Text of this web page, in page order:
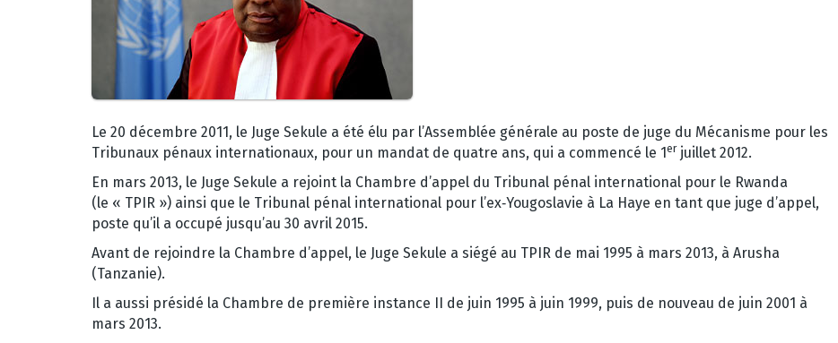
Le 20 décembre 2011, le Juge Sekule a été élu par l’Assemblée générale au poste de juge du Mécanisme pour les
Tribunaux pénaux internationaux, pour un mandat de quatre ans, qui a commencé le 1erjuillet 2012.
En mars 2013, le Juge Sekule a rejoint la Chambre d’appel du Tribunal pénal international pour le Rwanda
(le « TPIR ») ainsi que le Tribunal pénal international pour l’ex‑Yougoslavie à La Haye en tant que juge d’appel,
poste qu’il a occupé jusqu’au 30 avril 2015.
Avant de rejoindre la Chambre d’appel, le Juge Sekule a siégé au TPIR de mai 1995 à mars 2013, à Arusha
(Tanzanie).
Il a aussi présidé la Chambre de première instance II de juin 1995 à juin 1999, puis de nouveau de juin 2001 à
mars 2013.